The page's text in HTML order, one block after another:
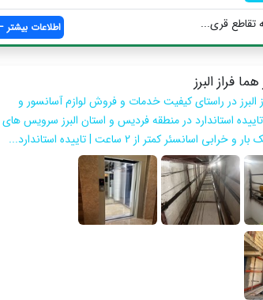
تقاطع قری... اطلاعات بیشتر
فراز البرز
البرز در راستای کیفیت خدمات و فروش لوازم آسانسور و
استاندارد در منطقه فردیس و استان البرز سرویس های
اسانسئر کمتر از 2 ساعت | تاییده استاندارد...